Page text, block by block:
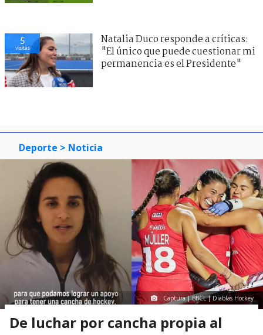
5
visitas
Natalia Duco responde a críticas:
"El único que puede cuestionar mi
permanencia es el Presidente"
Deporte > Noticia
Captura | BBCL | Diablas Hockey
De luchar por cancha propia al